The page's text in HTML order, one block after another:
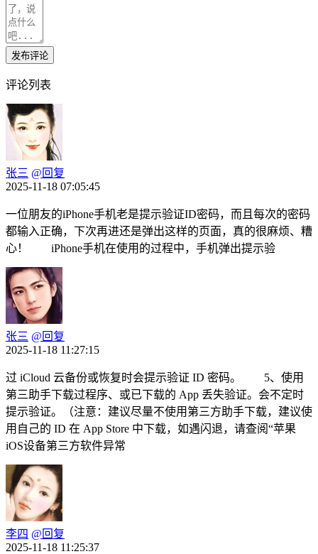
发布评论
评论列表
张三 @回复
2025-11-18 07:05:45
一位朋友的iPhone手机老是提示验证ID密码，而且每次的密码
都输入正确，下次再进还是弹出这样的页面，真的很麻烦、糟
心！ iPhone手机在使用的过程中，手机弹出提示验
张三 @回复
2025-11-18 11:27:15
过 iCloud 云备份或恢复时会提示验证 ID 密码。 5、使用
第三助手下载过程序、或已下载的 App 丢失验证。会不定时
提示验证。（注意：建议尽量不使用第三方助手下载，建议使
用自己的 ID 在 App Store 中下载，如遇闪退，请查阅“苹果
iOS设备第三方软件异常
李四 @回复
2025-11-18 11:25:37